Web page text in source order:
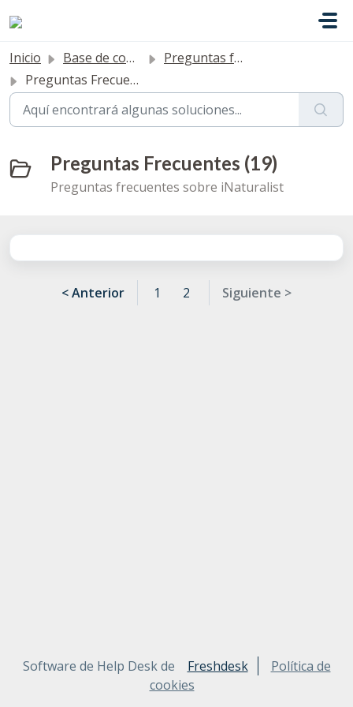
Inicio Base de conocimientos
Preguntas frecuentes
Preguntas Frecuentes
Preguntas Frecuentes (19)
Preguntas frecuentes sobre iNaturalist
< Anterior 1 2 Siguiente >
Software de Help Desk de Freshdesk
Política de
cookies